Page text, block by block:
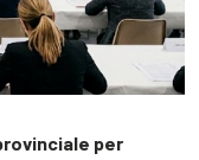
per